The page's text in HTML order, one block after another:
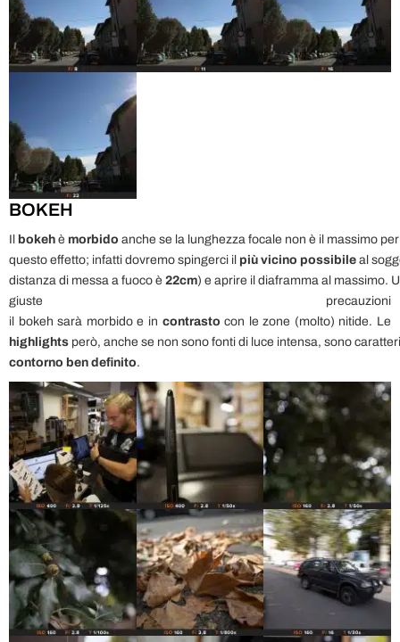
BOKEH
Il bokeh è morbido anche se la lunghezza focale non è il massimo
questo effetto; infatti dovremo spingerci il più vicino possibile al
distanza di messa a fuoco è 22cm) e aprire il diaframma al massimo.
giuste precauzioni
il bokeh sarà morbido e in contrasto con le zone (molto) nitide. Le
highlights però, anche se non sono fonti di luce intensa, sono
contorno ben definito.